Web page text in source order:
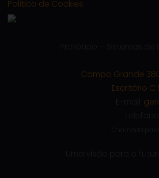
Política de Cookies
Campo Grande
Escritório C